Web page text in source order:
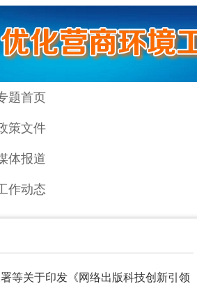
题首页
策文件
体报道
作动态
等关于印发《网络出版科技创新引领